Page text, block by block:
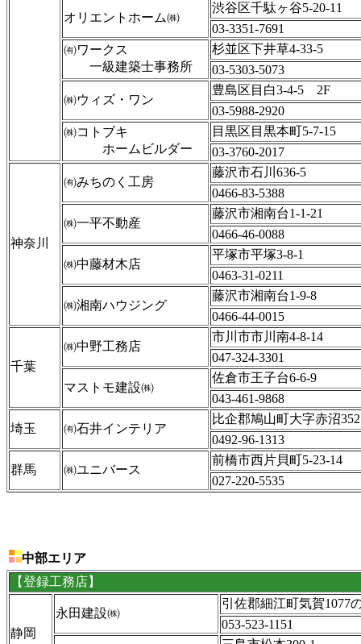
オリエントホーム㈱
渋谷区千駄ヶ谷5-20-11
03-3351-7691
㈲ワークス
一級建築士事務所
杉並区下井草4-33-5
03-5303-5073
㈱ウィズ・ワン
豊島区目白3-4-5 2F
03-5988-2920
㈱コトブキ
ホームビルダー
目黒区目黒本町5-7-15
03-3760-2017
神奈川
㈲みちのく工房
藤沢市石川636-5
0466-83-5388
㈱一平不動産
藤沢市湘南台1-1-21
0466-46-0088
㈱中藤材木店
平塚市平塚3-8-1
0463-31-0211
㈱湘南ハウジング
藤沢市湘南台1-9-8
0466-44-0015
千葉
㈱中野工務店
市川市市川南4-8-14
047-324-3301
マストモ建設㈱
佐倉市王子台6-6-9
043-461-9868
埼玉 ㈲石井インテリア
比企郡鳩山町大字赤沼352
0492-96-1313
群馬 ㈱ユニバース
前橋市西片貝町5-23-14
027-220-5535
中部エリア
【登録工務店】
静岡
永田建設㈱
引佐郡細江町気賀1077
053-523-1151